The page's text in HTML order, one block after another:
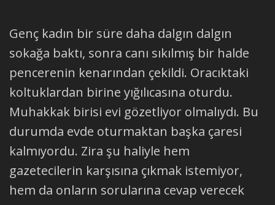
Genç kadın bir süre daha dalgın dalgın
sokağa baktı, sonra canı sıkılmış bir halde
pencerenin kenarından çekildi. Oracıktaki
koltuklardan birine yığılıcasına oturdu.
Muhakkak birisi evi gözetliyor olmalıydı. Bu
durumda evde oturmaktan başka çaresi
kalmıyordu. Zira şu haliyle hem
gazetecilerin karşısına çıkmak istemiyor,
hem da onların sorularına cevap verecek